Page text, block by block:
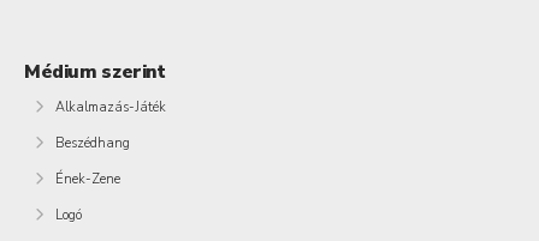
Médium szerint
Alkalmazás-Játék
Beszédhang
Ének-Zene
Logó